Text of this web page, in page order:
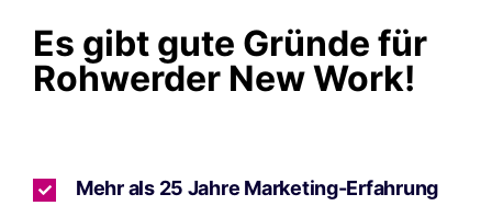
Es gibt gute Gründe für
Rohwerder New Work!
Mehr als 25 Jahre Marketing-Erfahrung